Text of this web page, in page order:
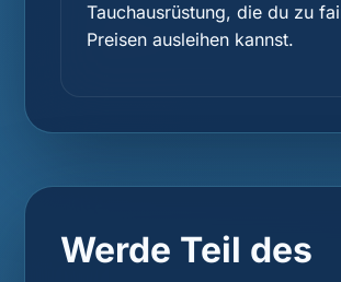
Tauchausrüstung, die du zu
Preisen ausleihen kannst.
Werde Teil des